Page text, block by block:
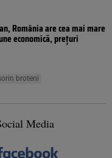
România are cea mai mare
economică, prețuri
broteni
Media